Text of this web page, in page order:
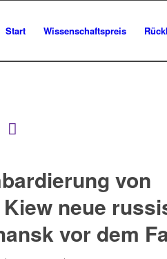
Start Wissenschaftspreis
von
neue
vor dem